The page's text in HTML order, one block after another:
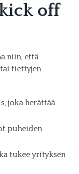
off
niin, että
tiettyjen
joka herättää
puheiden
tukee yrityksen